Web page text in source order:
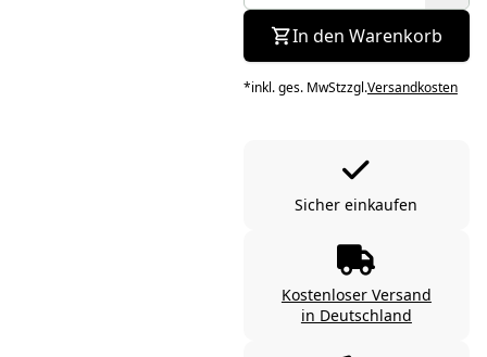
In den Warenkorb
*inkl. ges. MwStzzgl.Versandkosten
Sicher einkaufen
Kostenloser Versand
in Deutschland